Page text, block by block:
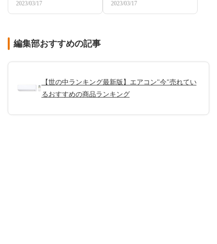
2023/03/17 2023/03/17
編集部おすすめの記事
【世の中ランキング最新版】エアコン"今"売れてい
るおすすめの商品ランキング